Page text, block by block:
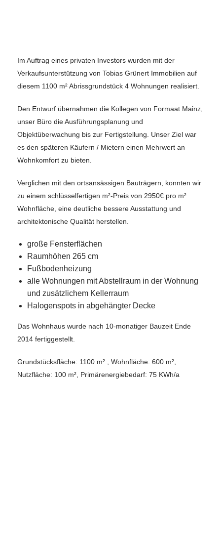
Im Auftrag eines privaten Investors wurden mit der
Verkaufsunterstützung von Tobias Grünert Immobilien auf
diesem 1100 m² Abrissgrundstück 4 Wohnungen realisiert.
Den Entwurf übernahmen die Kollegen von Formaat Mainz,
unser Büro die Ausführungsplanung und
Objektüberwachung bis zur Fertigstellung. Unser Ziel war
es den späteren Käufern / Mietern einen Mehrwert an
Wohnkomfort zu bieten.
Verglichen mit den ortsansässigen Bauträgern, konnten wir
zu einem schlüsselfertigen m²-Preis von 2950€ pro m²
Wohnfläche, eine deutliche bessere Ausstattung und
architektonische Qualität herstellen.
große Fensterflächen
Raumhöhen 265 cm
Fußbodenheizung
alle Wohnungen mit Abstellraum in der Wohnung
und zusätzlichem Kellerraum
Halogenspots in abgehängter Decke
Das Wohnhaus wurde nach 10-monatiger Bauzeit Ende
2014 fertiggestellt.
Grundstücksfläche: 1100 m² , Wohnfläche: 600 m²,
Nutzfläche: 100 m², Primärenergiebedarf: 75 KWh/a